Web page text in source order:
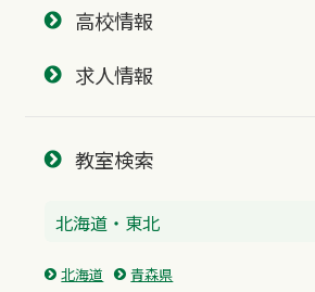
高校情報
求人情報
教室検索
北海道・東北
北海道 青森県